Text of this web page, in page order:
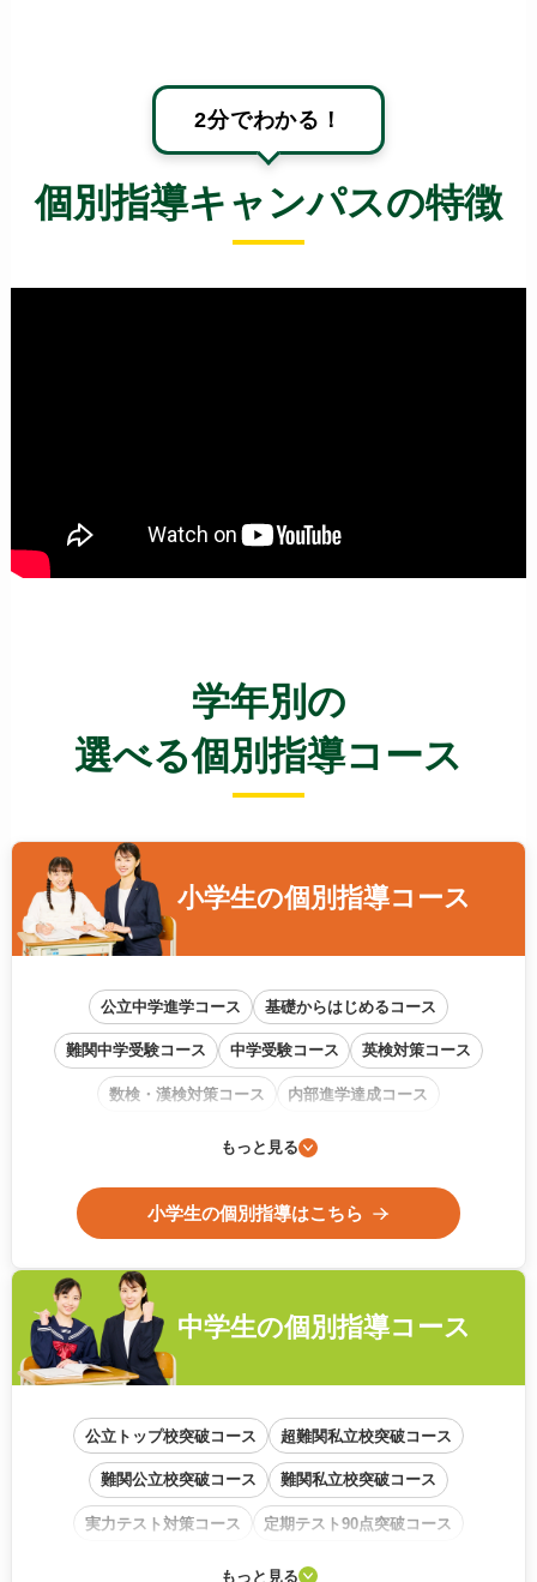
2分でわかる！
個別指導キャンパスの特徴
学年別の
選べる個別指導コース
小学生の個別指導コース
公立中学進学コース 基礎からはじめるコース
難関中学受験コース 中学受験コース 英検対策コース
数検・漢検対策コース 内部進学達成コース
通信教育フォローアップコース
もっと見る
小学生の個別指導はこちら
中学生の個別指導コース
公立トップ校突破コース 超難関私立校突破コース
難関公立校突破コース 難関私立校突破コース
実力テスト対策コース 定期テスト90点突破コース
学校内容準拠コース 基礎から始めるコース
もっと見る